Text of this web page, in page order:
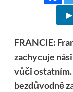
▶
FRANCIE:
zachycuje
vůči ostatním.
bezdůvodně